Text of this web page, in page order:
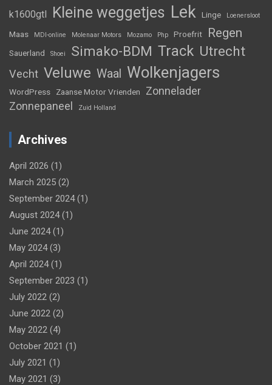
k1600gtl Kleine weggetjes Lek Linge Loenersloot
Maas MDI-online Molenaar Motors Mozamo Php Proefrit Regen
Sauerland Shoei Simako-BDM Track Utrecht
Vecht Veluwe Waal Wolkenjagers
WordPress Zaanse Motor Vrienden
Zonnelader
Zonnepaneel
Zuid Holland
Archives
April 2026 (1)
March 2025 (2)
September 2024(1)
August 2024(1)
June 2024(1)
May 2024(3)
April 2024(1)
September 2023 (1)
July 2022 (2)
June 2022 (2)
May 2022 (4)
October 2021 (1)
July 2021 (1)
May 2021 (3)